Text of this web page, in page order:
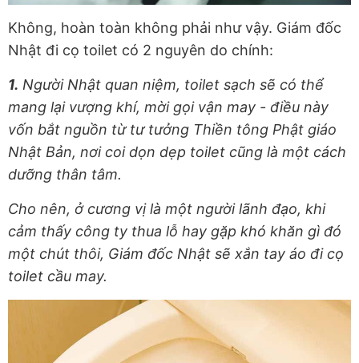
Không, hoàn toàn không phải như vậy. Giám đốc
Nhật đi cọ toilet có 2 nguyên do chính:
1. Người Nhật quan niệm, toilet sạch sẽ có thể
mang lại vượng khí, mời gọi vận may - điều này
vốn bắt nguồn từ tư tưởng Thiền tông Phật giáo
Nhật Bản, nơi coi dọn dẹp toilet cũng là một cách
dưỡng thân tâm.
Cho nên, ở cương vị là một người lãnh đạo, khi
cảm thấy công ty thua lỗ hay gặp khó khăn gì đó
một chút thôi, Giám đốc Nhật sẽ xắn tay áo đi cọ
toilet cầu may.